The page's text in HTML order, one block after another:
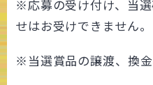
※応募の受け付け、当
せはお受けできません。
※当選賞品の譲渡、換金